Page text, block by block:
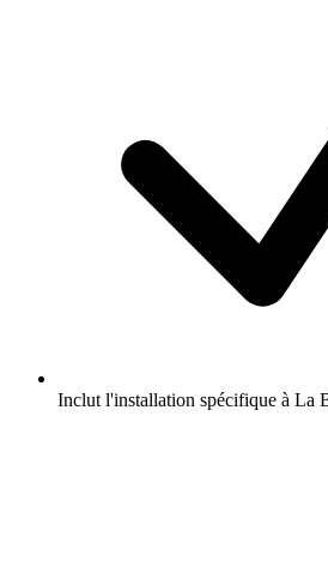
Inclut l'installation spécifique à La